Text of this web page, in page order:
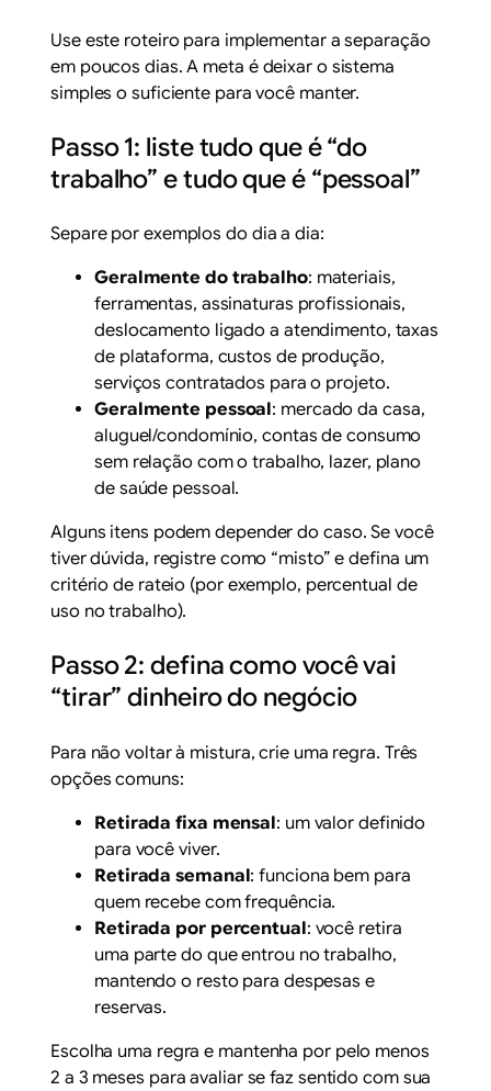
Use este roteiro para implementar a separação
em poucos dias. A meta é deixar o sistema
simples o suficiente para você manter.
Passo 1: liste tudo que é “do
trabalho” e tudo que é “pessoal”
Separe por exemplos do dia a dia:
Geralmente do trabalho: materiais,
ferramentas, assinaturas profissionais,
deslocamento ligado a atendimento, taxas
de plataforma, custos de produção,
serviços contratados para o projeto.
Geralmente pessoal: mercado da casa,
aluguel/condomínio, contas de consumo
sem relação com o trabalho, lazer, plano
de saúde pessoal.
Alguns itens podem depender do caso. Se você
tiver dúvida, registre como “misto” e defina um
critério de rateio (por exemplo, percentual de
uso no trabalho).
Passo 2: defina como você vai
“tirar” dinheiro do negócio
Para não voltar à mistura, crie uma regra. Três
opções comuns:
Retirada fixa mensal: um valor definido
para você viver.
Retirada semanal: funciona bem para
quem recebe com frequência.
Retirada por percentual: você retira
uma parte do que entrou no trabalho,
mantendo o resto para despesas e
reservas.
Escolha uma regra e mantenha por pelo menos
2 a 3 meses para avaliar se faz sentido com sua